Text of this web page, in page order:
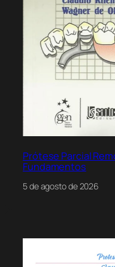
Prótese Parcial
Fundamentos
5 de agosto de 2026